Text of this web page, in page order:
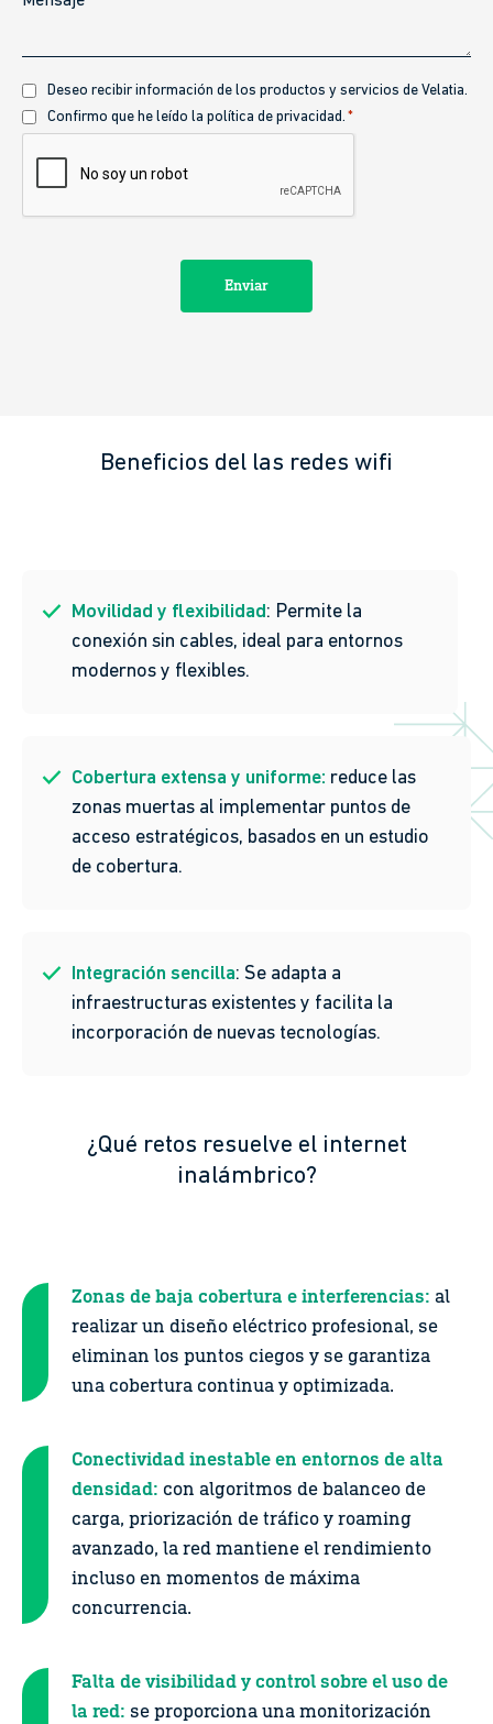
Recibir
información
Deseo recibir información de los productos y servicios de Velatia.
Política
de
privacidad
Confirmo que he leído la política de privacidad. *
Beneficios del las redes wifi
Movilidad y flexibilidad: Permite la
conexión sin cables, ideal para entornos
modernos y flexibles.
Cobertura extensa y uniforme: reduce las
zonas muertas al implementar puntos de
acceso estratégicos, basados en un estudio
de cobertura.
Integración sencilla: Se adapta a
infraestructuras existentes y facilita la
incorporación de nuevas tecnologías.
¿Qué retos resuelve el internet
inalámbrico?
Zonas de baja cobertura e interferencias: al
realizar un diseño eléctrico profesional, se
eliminan los puntos ciegos y se garantiza
una cobertura continua y optimizada.
Conectividad inestable en entornos de alta
densidad: con algoritmos de balanceo de
carga, priorización de tráfico y roaming
avanzado, la red mantiene el rendimiento
incluso en momentos de máxima
concurrencia.
Falta de visibilidad y control sobre el uso de
la red: se proporciona una monitorización